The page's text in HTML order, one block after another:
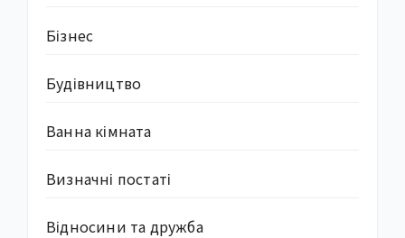
Бізнес
Будівництво
Ванна кімната
Визначні постаті
Відносини та дружба